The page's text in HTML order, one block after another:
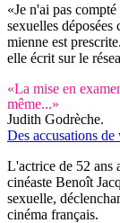
«Je n'ai pas
sexuelles
mienne est
elle écrit sur le
«La mise en
même...»
Judith Godrèche.
Des accusations
L'actrice de 52 ans
cinéaste Benoît
sexuelle,
cinéma français.